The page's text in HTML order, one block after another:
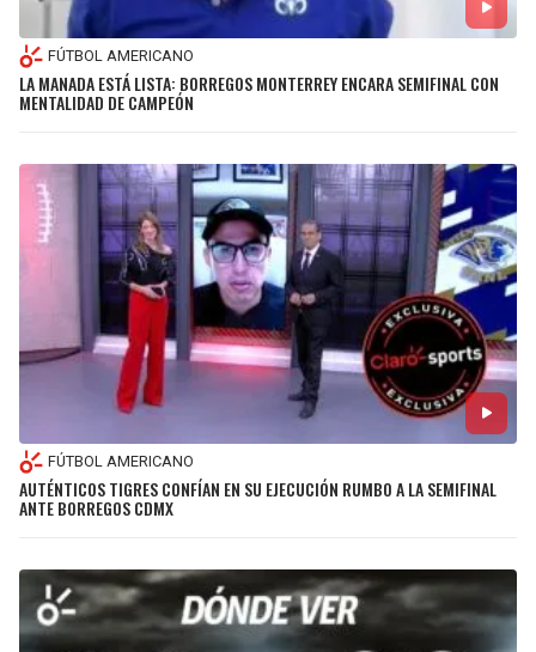
FÚTBOL AMERICANO
LA MANADA ESTÁ LISTA: BORREGOS MONTERREY ENCARA SEMIFINAL CON
MENTALIDAD DE CAMPEÓN
FÚTBOL AMERICANO
AUTÉNTICOS TIGRES CONFÍAN EN SU EJECUCIÓN RUMBO A LA SEMIFINAL
ANTE BORREGOS CDMX